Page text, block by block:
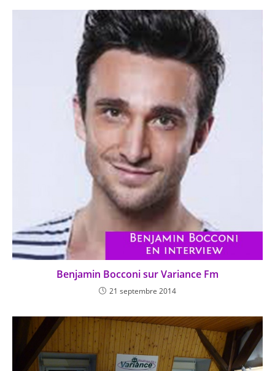
Benjamin Bocconi sur Variance Fm
21 septembre 2014